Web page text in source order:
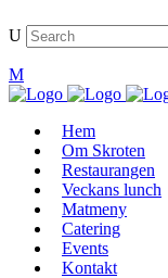
Hem
Om Skroten
Restaurangen
Veckans lunch
Matmeny
Catering
Events
Kontakt